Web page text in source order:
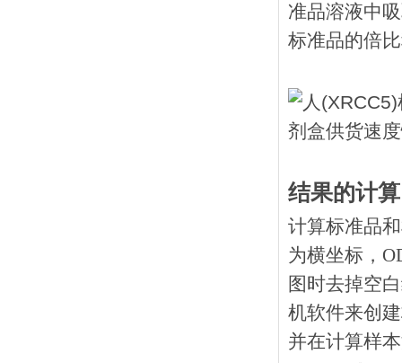
准品溶液中
标准品的倍
结果的计算
计算标准品
为横坐标，
图时去掉空
机软件来创
并在计算样